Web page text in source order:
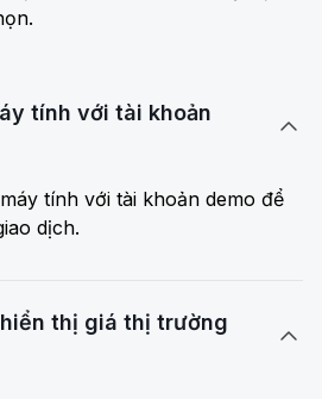
tính với tài khoản

tính với tài khoản demo để
dịch.
thị giá thị trường
